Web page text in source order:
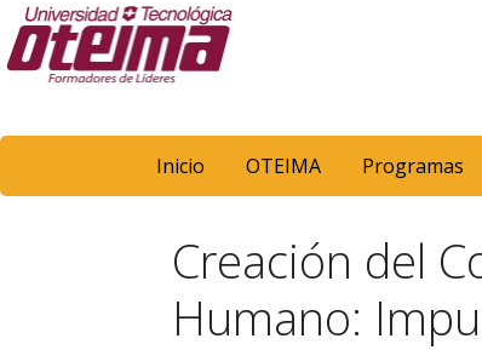
Inicio OTEIMA Programas
Creación del
Humano: